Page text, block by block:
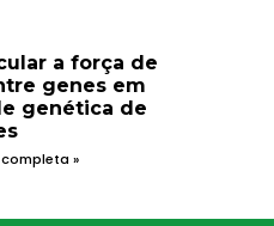
a força de
genes em
genética de
»